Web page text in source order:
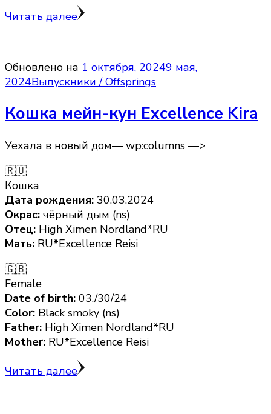
Читать далее
Обновлено на 1 октября, 20249 мая,
2024Выпускники / Offsprings
Кошка мейн-кун Excellence Kira
Уехала в новый дом— wp:columns —>
🇷🇺
Кошка
Дата рождения: 30.03.2024
Окрас: чёрный дым (ns)
Отец: High Ximen Nordland*RU
Мать: RU*Excellence Reisi
🇬🇧
Female
Date of birth: 03./30/24
Color: Black smoky (ns)
Father: High Ximen Nordland*RU
Mother: RU*Excellence Reisi
Читать далее